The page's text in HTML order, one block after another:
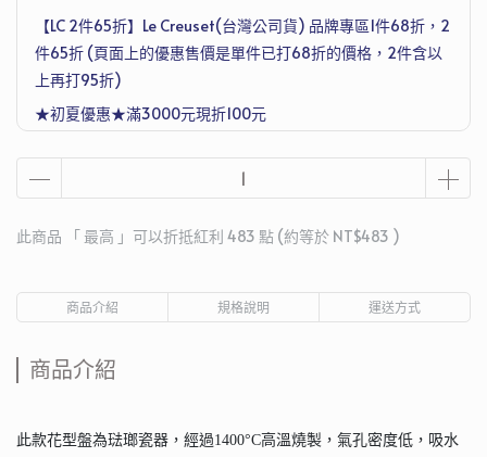
【LC 2件65折】Le Creuset(台灣公司貨) 品牌專區1件68折，2
件65折 (頁面上的優惠售價是單件已打68折的價格，2件含以
上再打95折)
★初夏優惠★滿3000元現折100元
2送Joseph Joseph 超收納廚房工具五件組
此商品 「 最高 」可以折抵紅利 483 點 (約等於 NT$483 )
商品介紹 規格說明 運送方式
商品介紹
此款花型盤為琺瑯瓷器，經過1400°C高溫燒製，氣孔密度低，吸水